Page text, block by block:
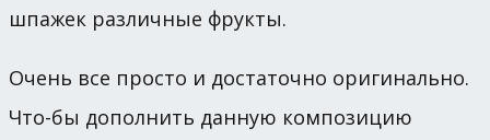
шпажек различные фрукты.
Очень все просто и достаточно оригинально.
Что-бы дополнить данную композицию